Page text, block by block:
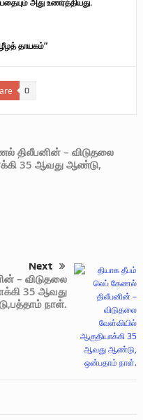
அது உணர்த்தியது.
தாயகம்”
0
திலீபனின் – விடுதலை
35 ஆவது ஆண்டு,
Next
– விடுதலை
35 ஆவது
நாள்.